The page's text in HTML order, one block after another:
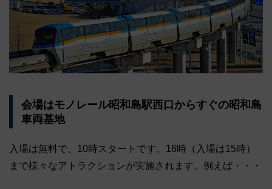
会場はモノレール昭和島駅西口からすぐの昭和島
車両基地
入場は無料で、10時スタートです。16時（入場は15時）
まで様々なアトラクションが実施されます。例えば・・・